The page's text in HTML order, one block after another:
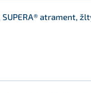
atrament,